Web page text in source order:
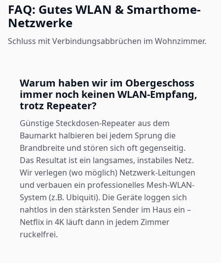
FAQ: Gutes WLAN & Smarthome-
Netzwerke
Schluss mit Verbindungsabbrüchen im Wohnzimmer.
Warum haben wir im Obergeschoss
immer noch keinen WLAN-Empfang,
trotz Repeater?
Günstige Steckdosen-Repeater aus dem
Baumarkt halbieren bei jedem Sprung die
Brandbreite und stören sich oft gegenseitig.
Das Resultat ist ein langsames, instabiles Netz.
Wir verlegen (wo möglich) Netzwerk-Leitungen
und verbauen ein professionelles Mesh-WLAN-
System (z.B. Ubiquiti). Die Geräte loggen sich
nahtlos in den stärksten Sender im Haus ein –
Netflix in 4K läuft dann in jedem Zimmer
ruckelfrei.